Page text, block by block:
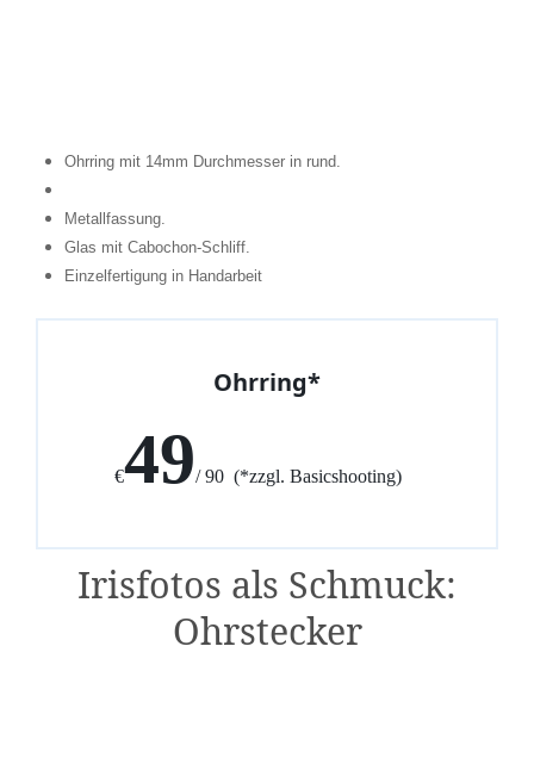
Ohrring mit 14mm Durchmesser in rund.
Metallfassung.
Glas mit Cabochon-Schliff.
Einzelfertigung in Handarbeit
Ohrring*
€49/ 90 (*zzgl. Basicshooting)
Irisfotos als Schmuck:
Ohrstecker